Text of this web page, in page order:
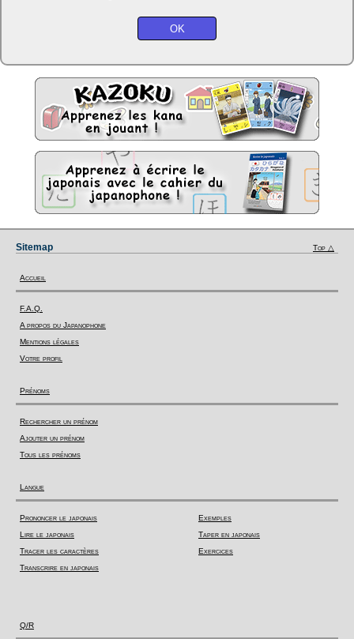
Sitemap Top △
Accueil
F.A.Q.
A propos du Japanophone
Mentions légales
Votre profil
Prénoms
Rechercher un prénom
Ajouter un prénom
Tous les prénoms
Langue
Prononcer le japonais
Lire le japonais
Tracer les caractères
Transcrire en japonais
Exemples
Taper en japonais
Exercices
Q/R